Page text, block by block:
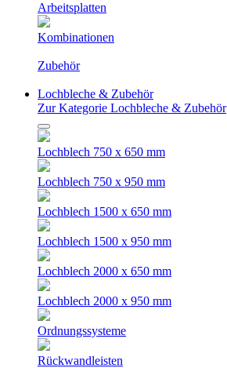
Arbeitsplatten
Kombinationen
Zubehör
Lochbleche & Zubehör
Zur Kategorie Lochbleche & Zubehör
Lochblech 750 x 650 mm
Lochblech 750 x 950 mm
Lochblech 1500 x 650 mm
Lochblech 1500 x 950 mm
Lochblech 2000 x 650 mm
Lochblech 2000 x 950 mm
Ordnungssysteme
Rückwandleisten